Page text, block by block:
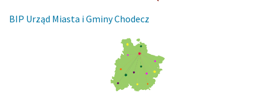
BIP Urząd Miasta i Gminy Chodecz